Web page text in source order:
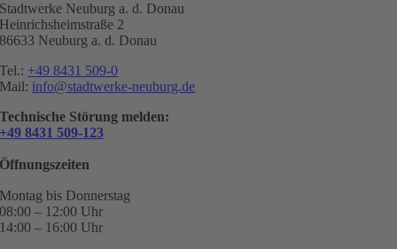
Stadtwerke Neuburg a. d. Donau
Heinrichsheimstraße 2
86633 Neuburg a. d. Donau
Tel.: +49 8431 509-0
Mail: info@stadtwerke-neuburg.de
Technische Störung melden:
+49 8431 509-123
Öffnungszeiten
Montag bis Donnerstag
08:00 – 12:00 Uhr
14:00 – 16:00 Uhr